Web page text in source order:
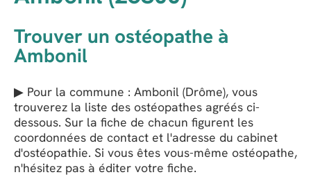
Trouver un ostéopathe à
Ambonil
▶ Pour la commune : Ambonil (Drôme), vous
trouverez la liste des ostéopathes agréés ci-
dessous. Sur la fiche de chacun figurent les
coordonnées de contact et l'adresse du cabinet
d'ostéopathie. Si vous êtes vous-même ostéopathe,
n'hésitez pas à éditer votre fiche.